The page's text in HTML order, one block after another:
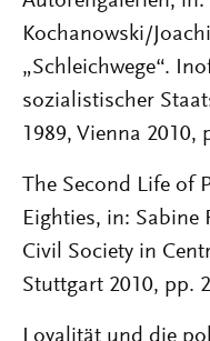
Kochanowski/
„Schleichwege“.
sozialistischer
1989, Vienna 2010,
The Second Life of
Eighties, in: Sabine
Civil Society in
Stuttgart 2010, pp.
Loyalität und die